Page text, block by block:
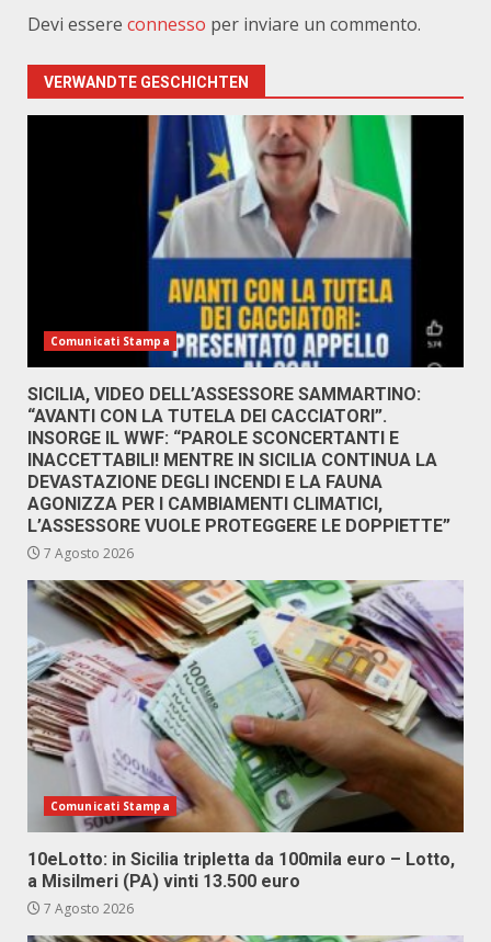
Devi essere connesso per inviare un commento.
VERWANDTE GESCHICHTEN
Comunicati Stampa
SICILIA, VIDEO DELL’ASSESSORE SAMMARTINO:
“AVANTI CON LA TUTELA DEI CACCIATORI”.
INSORGE IL WWF: “PAROLE SCONCERTANTI E
INACCETTABILI! MENTRE IN SICILIA CONTINUA LA
DEVASTAZIONE DEGLI INCENDI E LA FAUNA
AGONIZZA PER I CAMBIAMENTI CLIMATICI,
L’ASSESSORE VUOLE PROTEGGERE LE DOPPIETTE”
7 Agosto 2026
Comunicati Stampa
10eLotto: in Sicilia tripletta da 100mila euro – Lotto,
a Misilmeri (PA) vinti 13.500 euro
7 Agosto 2026